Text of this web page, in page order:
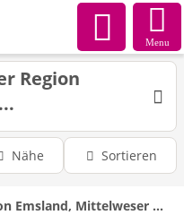
Menu
Region
Nähe Sortieren
Emsland, Mittelweser ...